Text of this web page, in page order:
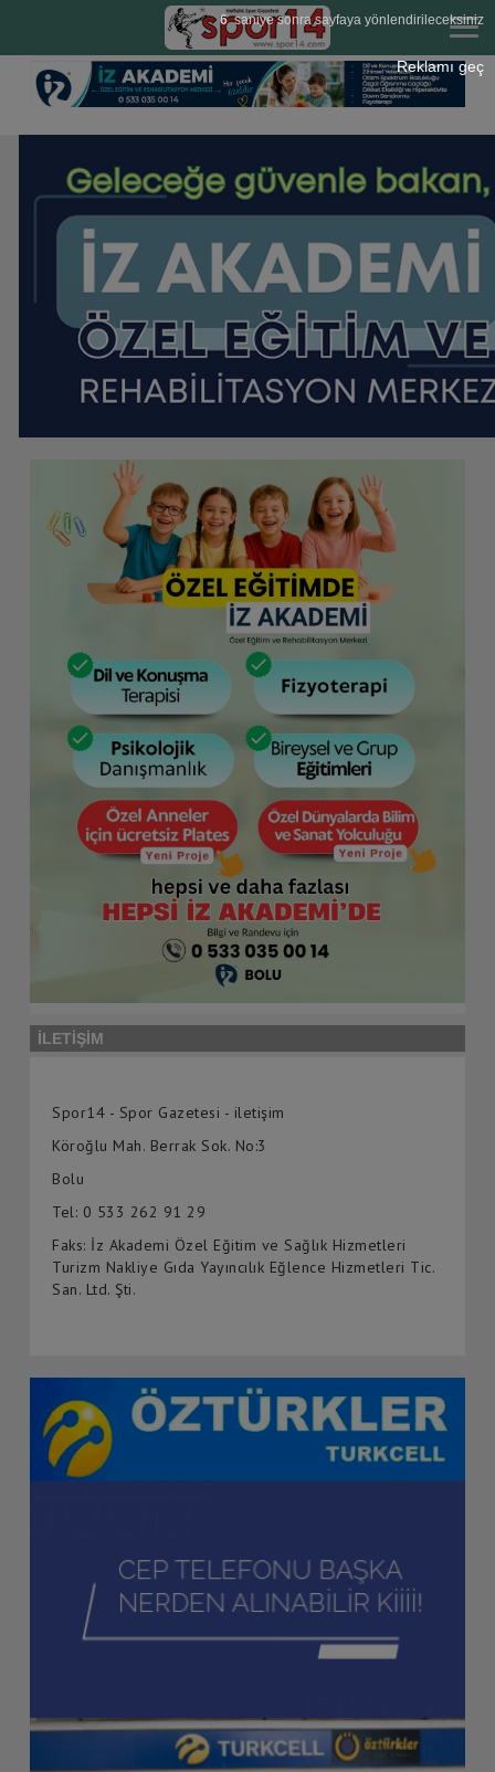
6saniye sonra sayfaya yönlendirileceksiniz
Reklamı geç
İLETİŞİM
Spor14 - Spor Gazetesi - iletişim
Köroğlu Mah. Berrak Sok. No:3
Bolu
Tel: 0 533 262 91 29
Faks: İz Akademi Özel Eğitim ve Sağlık Hizmetleri
Turizm Nakliye Gıda Yayıncılık Eğlence Hizmetleri Tic.
San. Ltd. Şti.